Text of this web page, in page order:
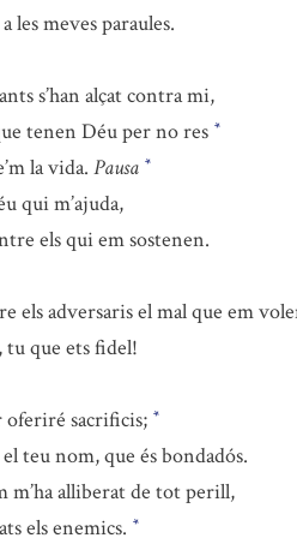
les meves paraules.
s’han alçat contra mi,
tenen Déu per no res *
la vida. Pausa *
qui m’ajuda,
els qui em sostenen.
els adversaris el mal que em
que ets fidel!
sacrificis; *
teu nom, que és bondadós.
m’ha alliberat de tot perill,
els enemics. *